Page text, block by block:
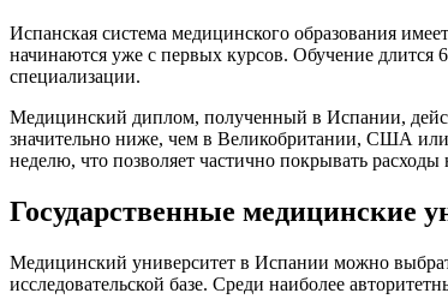
Испанская система медицинского образования
начинаются уже с первых курсов. Обучение длится
специализации.
Медицинский диплом, полученный в Испании,
значительно ниже, чем в Великобритании, США или
неделю, что позволяет частично покрывать
Государственные медицинские
Медицинский университет в Испании можно
исследовательской базе. Среди наиболее